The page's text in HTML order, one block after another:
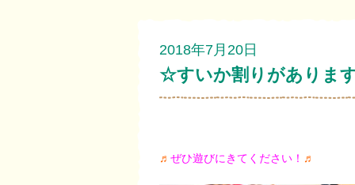
2018年7月20日
☆すいか割りがありま
♬ ぜひ遊びにきてください！ ♬